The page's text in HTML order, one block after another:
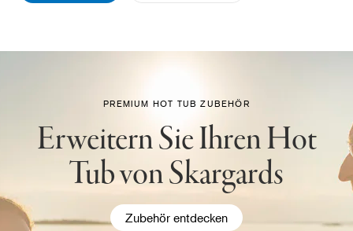
PREMIUM HOT TUB ZUBEHÖR
Erweitern Sie Ihren Hot
Tub von Skargards
Zubehör entdecken